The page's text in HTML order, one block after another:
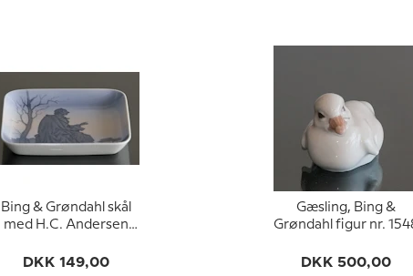
Bing & Grøndahl skål
med H.C. Andersen
DKK 149,00
Gæsling, Bing &
Grøndahl figur nr.
DKK 500,00